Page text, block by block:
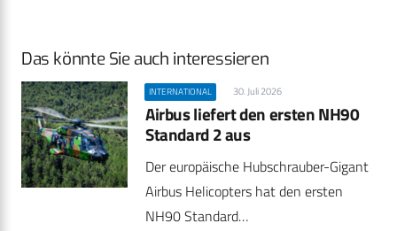
Das könnte Sie auch interessieren
INTERNATIONAL 30. Juli 2026
Airbus liefert den ersten NH90
Standard 2 aus
Der europäische Hubschrauber-Gigant
Airbus Helicopters hat den ersten
NH90 Standard…